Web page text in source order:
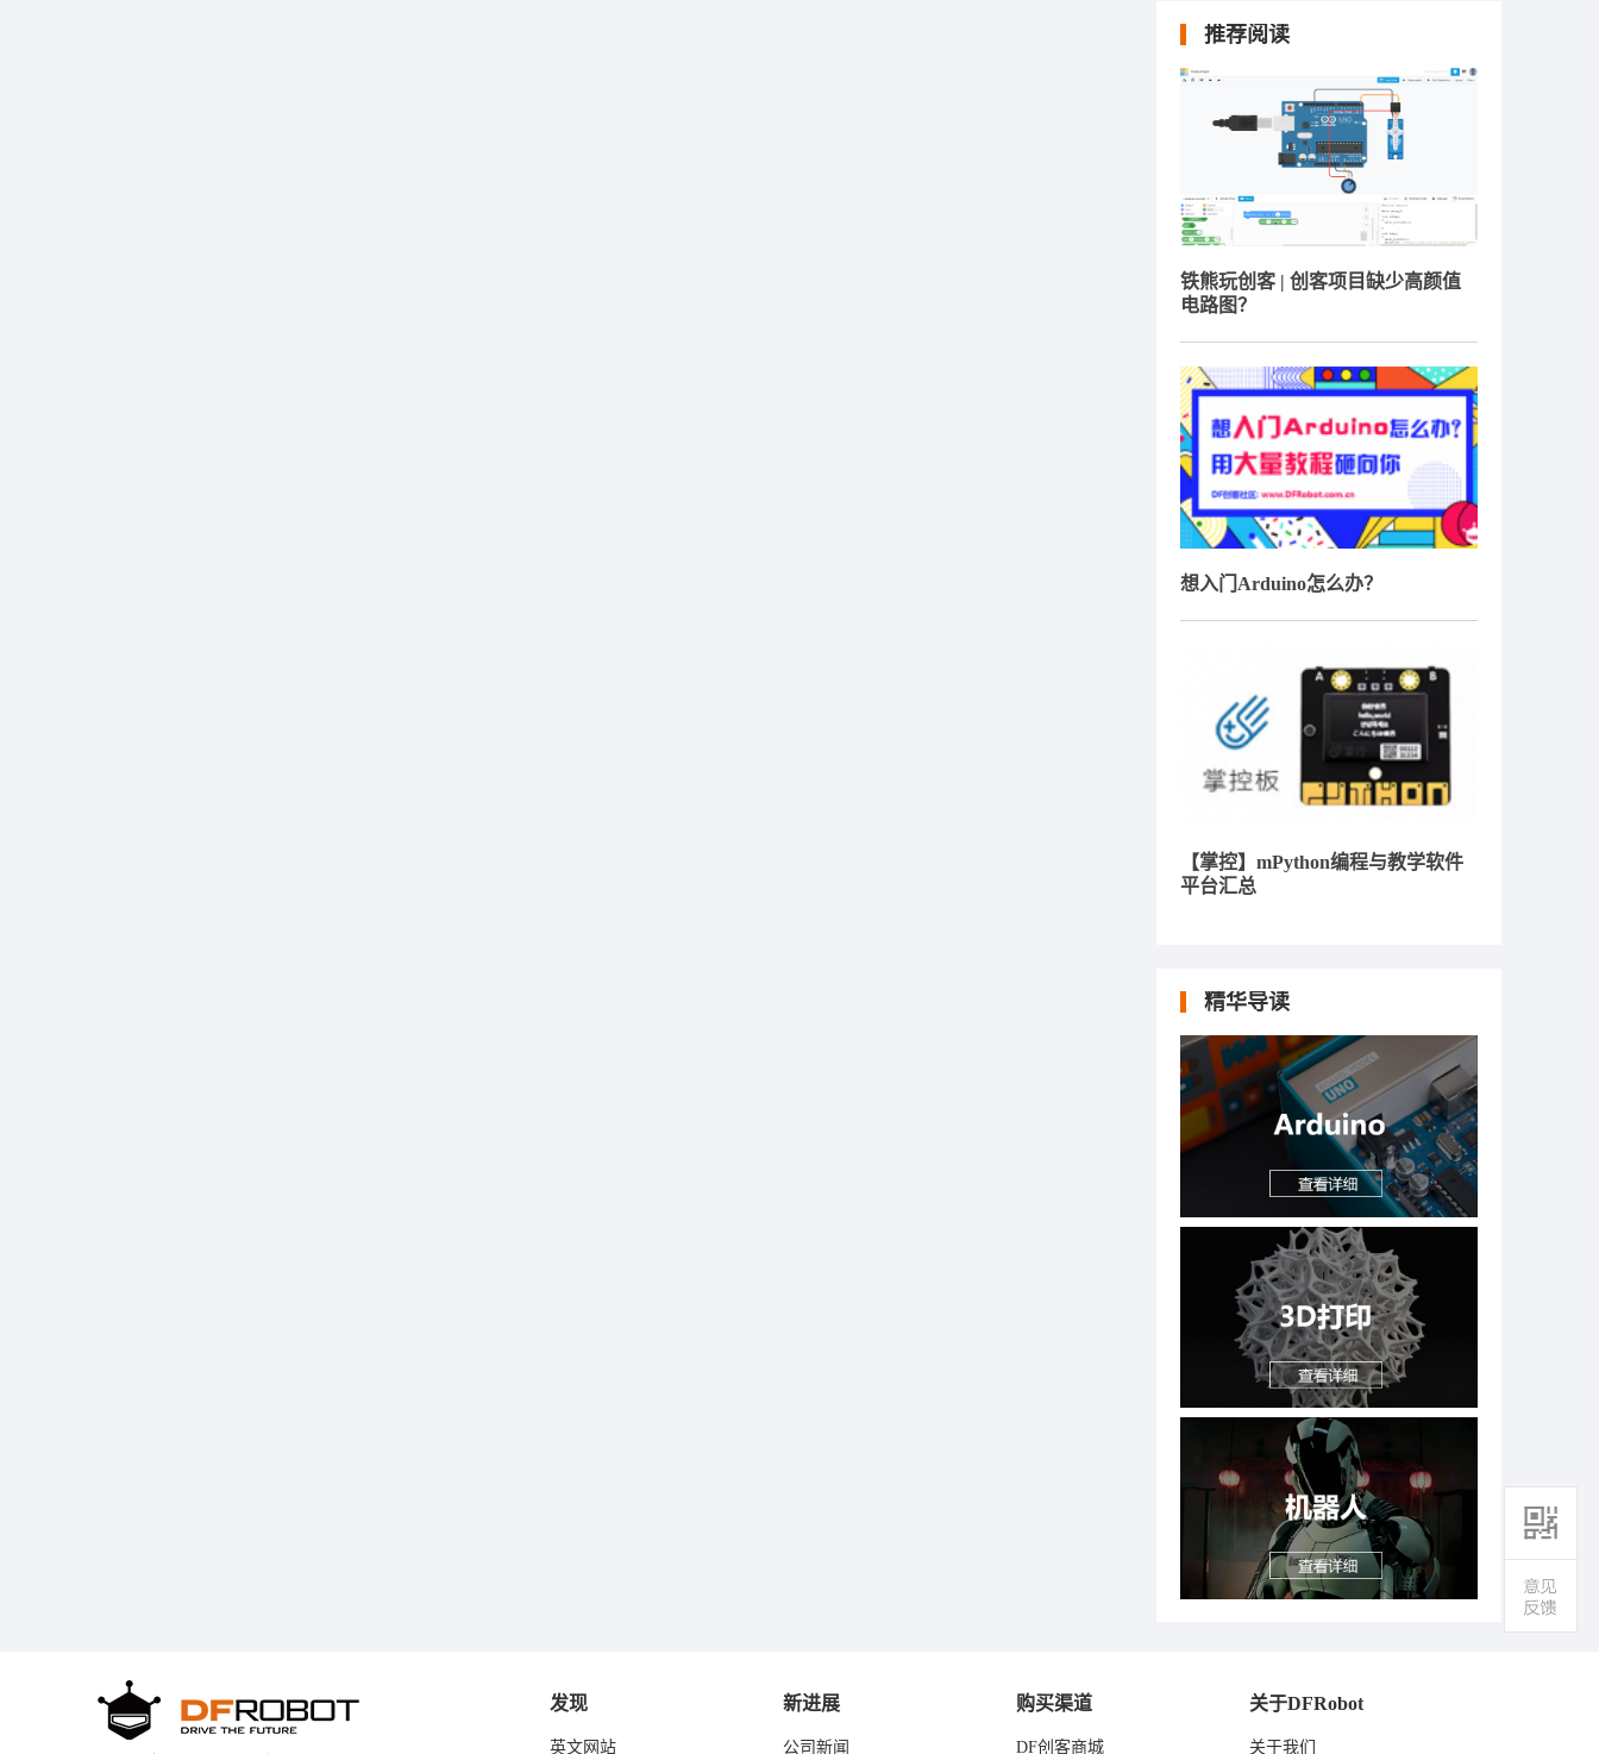
推荐阅读
铁熊玩创客 | 创客项目缺少高颜值
电路图？
想入门Arduino怎么办？
【掌控】mPython编程与教学软件
平台汇总
精华导读
发现
英文网站
新进展
公司新闻
购买渠道
DF创客商城
关于DFRobot
关于我们